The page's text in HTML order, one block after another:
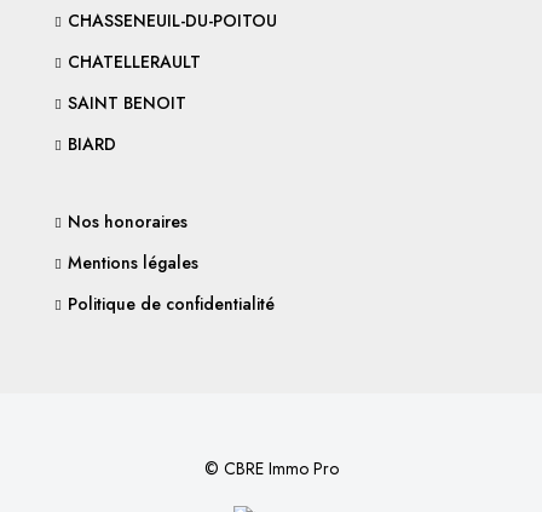
CHASSENEUIL-DU-POITOU
CHATELLERAULT
SAINT BENOIT
BIARD
Nos honoraires
Mentions légales
Politique de confidentialité
© CBRE Immo Pro